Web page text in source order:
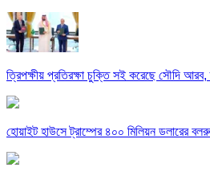
ত্রিপক্ষীয় প্রতিরক্ষা চুক্তি সই করেছে সৌদি
হোয়াইট হাউসে ট্রাম্পের ৪০০ মিলিয়ন ডলারের